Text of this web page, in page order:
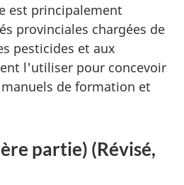
est principalement
provinciales chargées de
pesticides et aux
l'utiliser pour concevoir
de formation et
partie) (Révisé,